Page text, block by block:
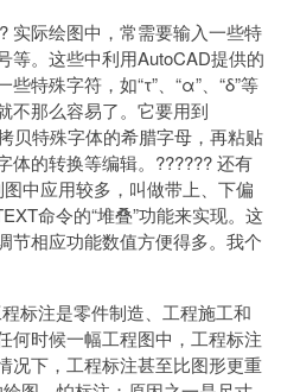
实际绘图中，常需要输入一些特
等。这些中利用AutoCAD提供的
特殊字符，如“τ”、“α”、“δ”等
不那么容易了。它要用到
贝特殊字体的希腊字母，再粘贴
体的转换等编辑。?????? 还有
中应用较多，叫做带上、下偏
命令的“堆叠”功能来实现。这
节相应功能数值方便得多。我个
标注是零件制造、工程施工和
何时候一幅工程图中，工程标注
况下，工程标注甚至比图形更重